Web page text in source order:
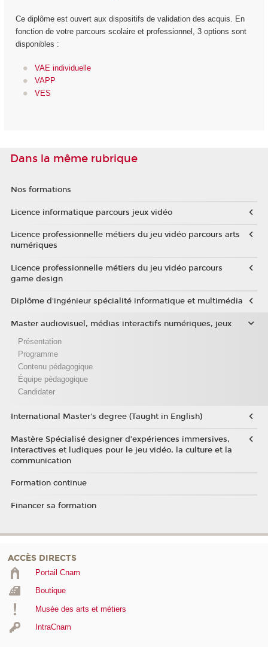
Ce diplôme est ouvert aux dispositifs de validation des acquis. En
fonction de votre parcours scolaire et professionnel, 3 options sont
disponibles :
VAE individuelle
VAPP
VES
Dans la même rubrique
Nos formations
Licence informatique parcours jeux vidéo
Licence professionnelle métiers du jeu vidéo parcours arts
numériques
Licence professionnelle métiers du jeu vidéo parcours
game design
Diplôme d'ingénieur spécialité informatique et multimédia
Master audiovisuel, médias interactifs numériques, jeux
Présentation
Programme
Contenu pédagogique
Équipe pédagogique
Candidater
International Master's degree (Taught in English)
Mastère Spécialisé designer d’expériences immersives,
interactives et ludiques pour le jeu vidéo, la culture et la
communication
Formation continue
Financer sa formation
ACCÈS DIRECTS
Portail Cnam
Boutique
Musée des arts et métiers
IntraCnam